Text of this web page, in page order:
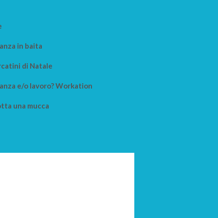
in baita
di Natale
e/o lavoro? Workation
una mucca